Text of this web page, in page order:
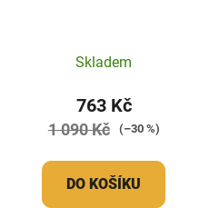
Skladem
763 Kč
1 090 Kč (–30 %)
DO KOŠÍKU